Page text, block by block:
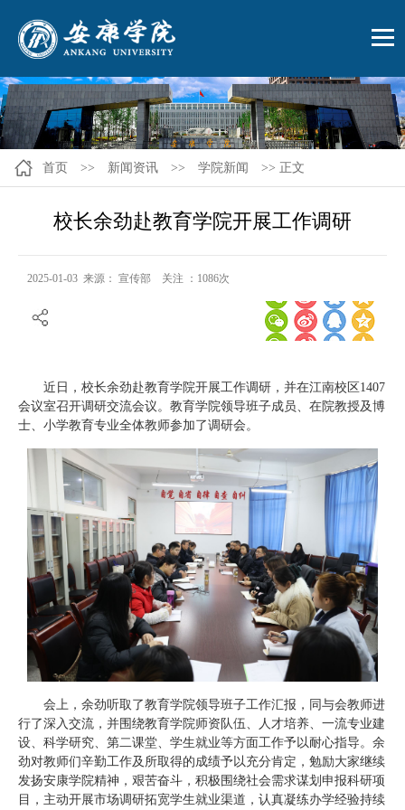
首页 >> 新闻资讯 >> 学院新闻 >> 正文
校长余劲赴教育学院开展工作调研
2025-01-03 来源： 宣传部 关注 ： 1086次
近日，校长余劲赴教育学院开展工作调研，并在江南校区1407
会议室召开调研交流会议。教育学院领导班子成员、在院教授及博
士、小学教育专业全体教师参加了调研会。
会上，余劲听取了教育学院领导班子工作汇报，同与会教师进
行了深入交流，并围绕教育学院师资队伍、人才培养、一流专业建
设、科学研究、第二课堂、学生就业等方面工作予以耐心指导。余
劲对教师们辛勤工作及所取得的成绩予以充分肯定，勉励大家继续
发扬安康学院精神，艰苦奋斗，积极围绕社会需求谋划申报科研项
目，主动开展市场调研拓宽学生就业渠道，认真凝练办学经验持续